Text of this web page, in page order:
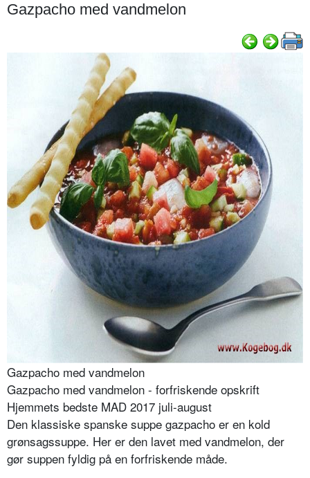
Gazpacho med vandmelon
Gazpacho med vandmelon
Gazpacho med vandmelon - forfriskende opskrift
Hjemmets bedste MAD 2017 juli-august
Den klassiske spanske suppe gazpacho er en kold
grønsagssuppe. Her er den lavet med vandmelon, der
gør suppen fyldig på en forfriskende måde.